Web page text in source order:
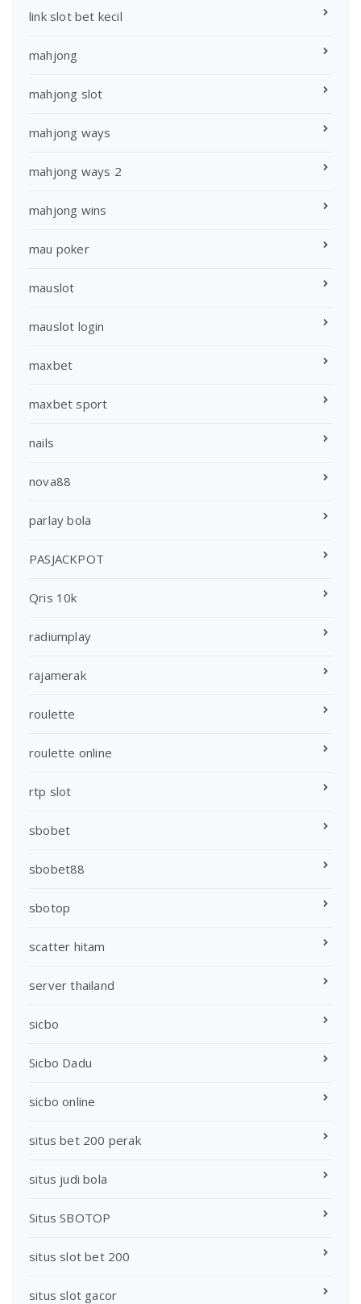
link slot bet kecil
mahjong
mahjong slot
mahjong ways
mahjong ways 2
mahjong wins
mau poker
mauslot
mauslot login
maxbet
maxbet sport
nails
nova88
parlay bola
PASJACKPOT
Qris 10k
radiumplay
rajamerak
roulette
roulette online
rtp slot
sbobet
sbobet88
sbotop
scatter hitam
server thailand
sicbo
Sicbo Dadu
sicbo online
situs bet 200 perak
situs judi bola
Situs SBOTOP
situs slot bet 200
situs slot gacor